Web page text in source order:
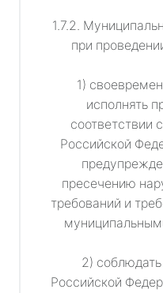
1.7.2.
при
1)
исполнять
соответствии
Российской
пресечению
требований и
2)
Российской